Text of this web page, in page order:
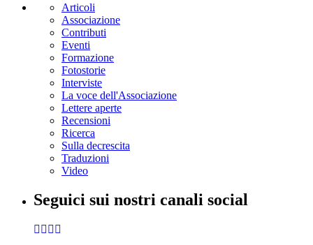
Articoli
Associazione
Contributi
Eventi
Formazione
Fotostorie
Interviste
La voce dell'Associazione
Lettere aperte
Recensioni
Ricerca
Sulla decrescita
Traduzioni
Video
Seguici sui nostri canali social